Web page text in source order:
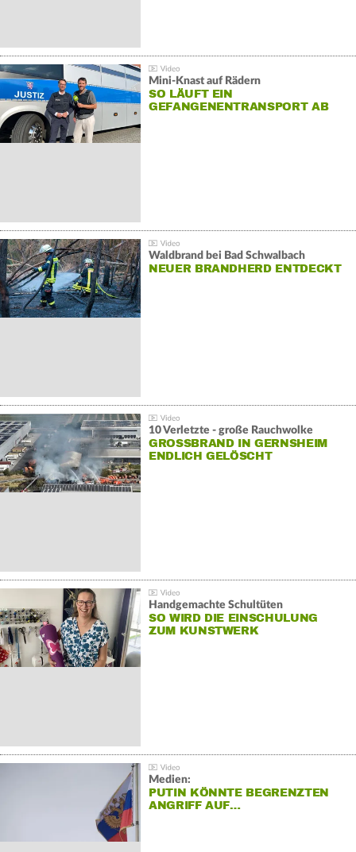
Mini-Knast auf Rädern
SO LÄUFT EIN
GEFANGENENTRANSPORT AB
Waldbrand bei Bad Schwalbach
NEUER BRANDHERD ENTDECKT
10 Verletzte - große Rauchwolke
GROSSBRAND IN GERNSHEIM E
NDLICH GELÖSCHT
Handgemachte Schultüten
SO WIRD DIE EINSCHULUNG
ZUM KUNSTWERK
Medien:
PUTIN KÖNNTE BEGRENZTEN
ANGRIFF AUF…